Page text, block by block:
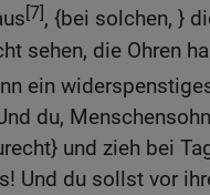
[7], {bei solchen, }
sehen, die Ohren
ein
du,
und zieh bei
Und du sollst vor